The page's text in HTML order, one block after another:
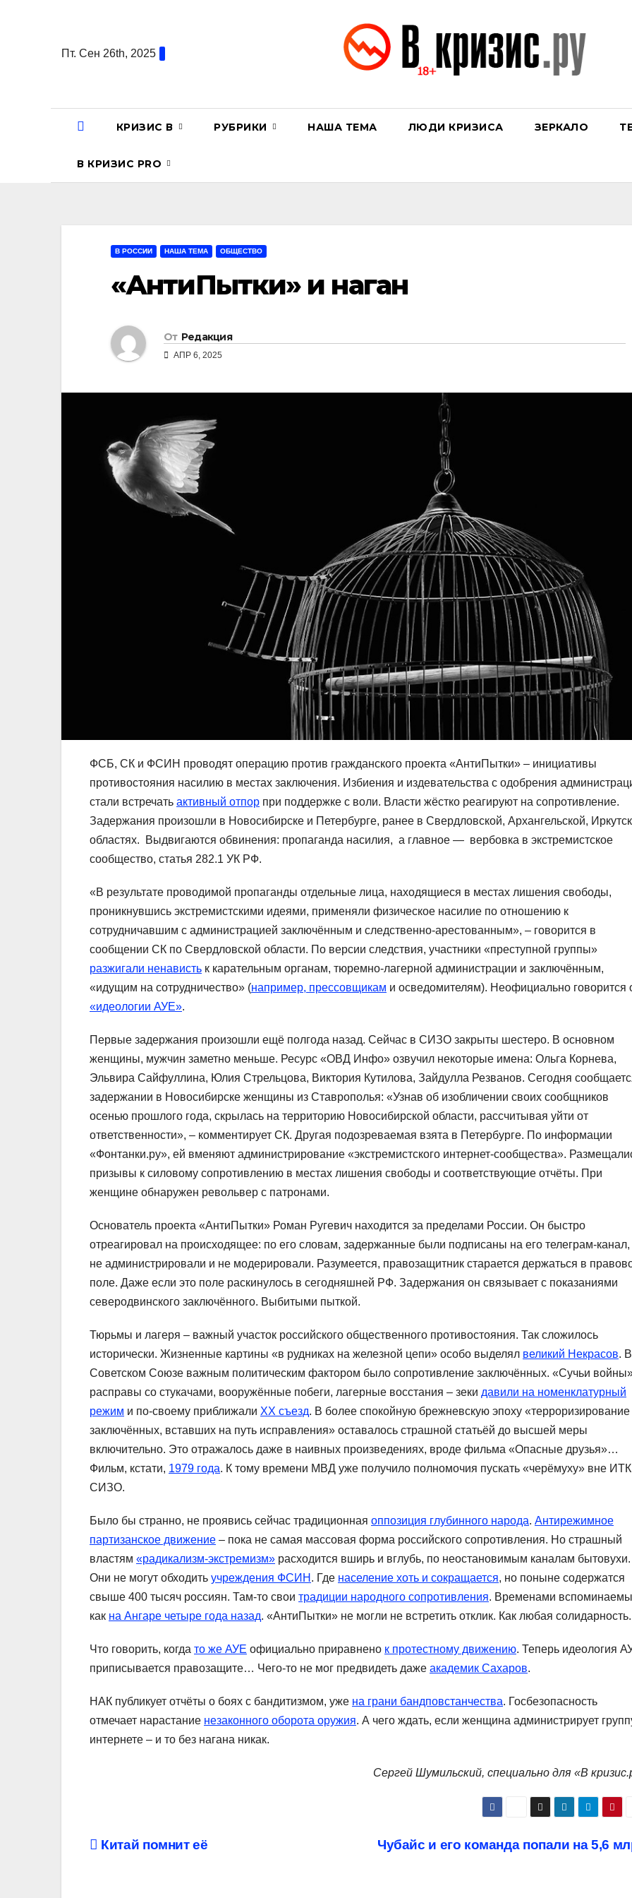
содержаниюПт. Сен 26th, 2025
КРИЗИС В РУБРИКИ НАША ТЕМА ЛЮДИ КРИЗИСА ЗЕРКАЛО
В КРИЗИС PRO
В РОССИИ НАША ТЕМА ОБЩЕСТВО
«АнтиПытки» и наган
От Редакция
АПР 6, 2025
ФСБ, СК и ФСИН проводят операцию против гражданского проекта «АнтиПытки» – инициативы
противостояния насилию в местах заключения. Избиения и издевательства с одобрения
стали встречать активный отпор при поддержке с воли. Власти жёстко реагируют на сопротивление.
Задержания произошли в Новосибирске и Петербурге, ранее в Свердловской, Архангельской,
областях. Выдвигаются обвинения: пропаганда насилия, а главное — вербовка в экстремистское
сообщество, статья 282.1 УК РФ.
«В результате проводимой пропаганды отдельные лица, находящиеся в местах лишения свободы,
проникнувшись экстремистскими идеями, применяли физическое насилие по отношению к
сотрудничавшим с администрацией заключённым и следственно-арестованным», – говорится в
сообщении СК по Свердловской области. По версии следствия, участники «преступной группы»
разжигали ненависть к карательным органам, тюремно-лагерной администрации и заключённым,
«идущим на сотрудничество» (например, прессовщикам и осведомителям). Неофициально говорится
«идеологии АУЕ».
Первые задержания произошли ещё полгода назад. Сейчас в СИЗО закрыты шестеро. В основном
женщины, мужчин заметно меньше. Ресурс «ОВД Инфо» озвучил некоторые имена: Ольга Корнева,
Эльвира Сайфуллина, Юлия Стрельцова, Виктория Кутилова, Зайдулла Резванов. Сегодня
задержании в Новосибирске женщины из Ставрополья: «Узнав об изобличении своих сообщников
осенью прошлого года, скрылась на территорию Новосибирской области, рассчитывая уйти от
ответственности», – комментирует СК. Другая подозреваемая взята в Петербурге. По информации
«Фонтанки.ру», ей вменяют администрирование «экстремистского интернет-сообщества».
призывы к силовому сопротивлению в местах лишения свободы и соответствующие отчёты. При
женщине обнаружен револьвер с патронами.
Основатель проекта «АнтиПытки» Роман Ругевич находится за пределами России. Он быстро
отреагировал на происходящее: по его словам, задержанные были подписаны на его телеграм-канал,
не администрировали и не модерировали. Разумеется, правозащитник старается держаться в
поле. Даже если это поле раскинулось в сегодняшней РФ. Задержания он связывает с показаниями
северодвинского заключённого. Выбитыми пыткой.
Тюрьмы и лагеря – важный участок российского общественного противостояния. Так сложилось
исторически. Жизненные картины «в рудниках на железной цепи» особо выделял великий Некрасов. В
Советском Союзе важным политическим фактором было сопротивление заключённых. «Сучьи
расправы со стукачами, вооружённые побеги, лагерные восстания – зеки давили на номенклатурный
режим и по-своему приближали ХХ съезд. В более спокойную брежневскую эпоху «терроризирование
заключённых, вставших на путь исправления» оставалось страшной статьёй до высшей меры
включительно. Это отражалось даже в наивных произведениях, вроде фильма «Опасные друзья»…
Фильм, кстати, 1979 года. К тому времени МВД уже получило полномочия пускать «черёмуху» вне
СИЗО.
Было бы странно, не проявись сейчас традиционная оппозиция глубинного народа. Антирежимное
партизанское движение – пока не самая массовая форма российского сопротивления. Но страшный
властям «радикализм-экстремизм» расходится вширь и вглубь, по неостановимым каналам бытовухи.
Они не могут обходить учреждения ФСИН . Где население хоть и сокращается, но поныне содержатся
свыше 400 тысяч россиян. Там-то свои традиции народного сопротивления. Временами
как на Ангаре четыре года назад. «АнтиПытки» не могли не встретить отклик. Как любая солидарность.
Что говорить, когда то же АУЕ официально приравнено к протестному движению. Теперь идеология
приписывается правозащите… Чего-то не мог предвидеть даже академик Сахаров.
НАК публикует отчёты о боях с бандитизмом, уже на грани бандповстанчества. Госбезопасность
отмечает нарастание незаконного оборота оружия. А чего ждать, если женщина администрирует
интернете – и то без нагана никак.
Сергей Шумильский, специально для «В
Навигация
Чубайс и его команда попали на 5,6
Китай помнит её